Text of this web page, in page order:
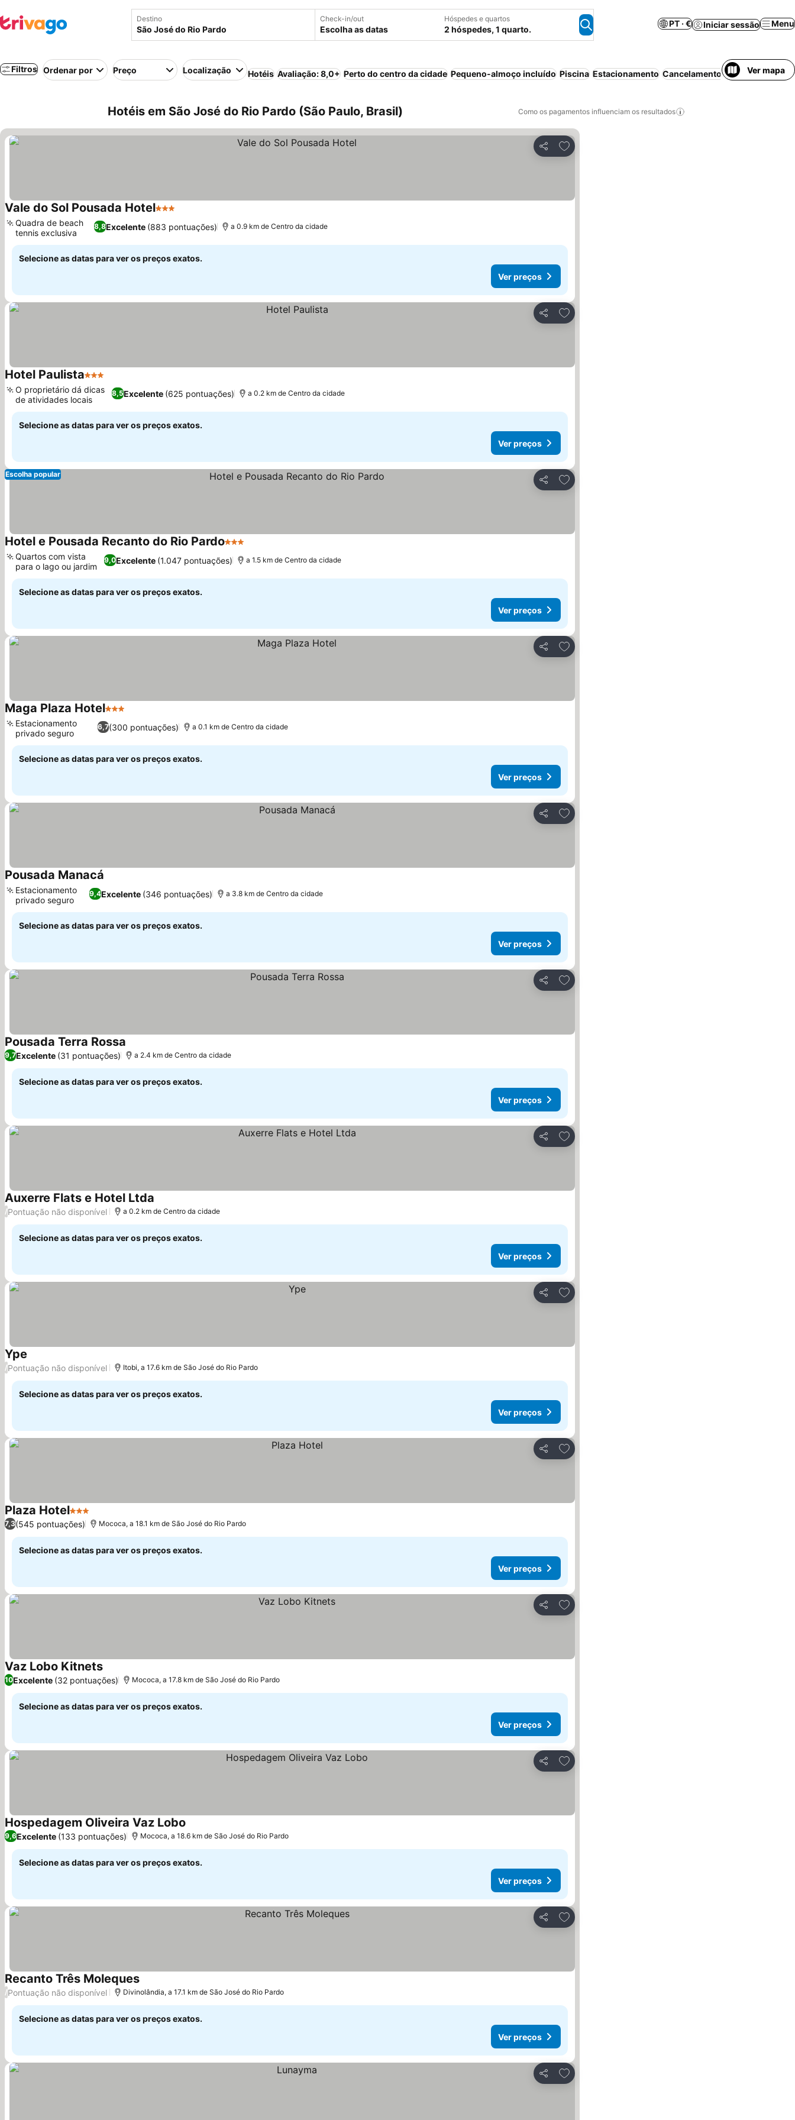
Destino Check-in/out
Escolha as datas
Hóspedes e quartos
2 hóspedes, 1 quarto.
PT · € Iniciar sessão Menu
Filtros Ordenar por Preço Localização Hotéis Avaliação: 8,0+ Perto do centro da cidade Pequeno-almoço incluído Piscina Estacionamento Cancelamento gratuitoVer mapa
Hotéis em São José do Rio Pardo (São Paulo, Brasil) Como os pagamentos influenciam os resultados
Partilhar
Adicionar aos favoritos
Vale do Sol Pousada Hotel3 Estrelas
8,8Excelente (883 pontuações)
Quadra de beach
tennis exclusiva
a 0.9 km de Centro da cidade
Selecione as datas para ver os preços exatos.
Ver preços
Partilhar
Adicionar aos favoritos
Hotel Paulista3 Estrelas
8,5Excelente (625 pontuações)
O proprietário dá dicas
de atividades locais
a 0.2 km de Centro da cidade
Selecione as datas para ver os preços exatos.
Ver preços
Partilhar
Adicionar aos favoritos
Escolha popular
Hotel e Pousada Recanto do Rio Pardo3 Estrelas
9,0Excelente (1.047 pontuações)
Quartos com vista
para o lago ou jardim
a 1.5 km de Centro da cidade
Selecione as datas para ver os preços exatos.
Ver preços
Partilhar
Adicionar aos favoritos
Maga Plaza Hotel3 Estrelas
6,7(300 pontuações)
Estacionamento
privado seguro
a 0.1 km de Centro da cidade
Selecione as datas para ver os preços exatos.
Ver preços
Partilhar
Adicionar aos favoritos
Pousada Manacá
9,4Excelente (346 pontuações)
Estacionamento
privado seguro
a 3.8 km de Centro da cidade
Selecione as datas para ver os preços exatos.
Ver preços
Partilhar
Adicionar aos favoritos
Pousada Terra Rossa
9,7Excelente (31 pontuações) a 2.4 km de Centro da cidade
Selecione as datas para ver os preços exatos.
Ver preços
Partilhar
Adicionar aos favoritos
Auxerre Flats e Hotel Ltda
/Pontuação não disponível a 0.2 km de Centro da cidade
Selecione as datas para ver os preços exatos.
Ver preços
Partilhar
Adicionar aos favoritos
Ype
/Pontuação não disponível Itobi, a 17.6 km de São José do Rio Pardo
Selecione as datas para ver os preços exatos.
Ver preços
Partilhar
Adicionar aos favoritos
Plaza Hotel3 Estrelas
7,3(545 pontuações) Mococa, a 18.1 km de São José do Rio Pardo
Selecione as datas para ver os preços exatos.
Ver preços
Partilhar
Adicionar aos favoritos
Vaz Lobo Kitnets
10Excelente (32 pontuações) Mococa, a 17.8 km de São José do Rio Pardo
Selecione as datas para ver os preços exatos.
Ver preços
Partilhar
Adicionar aos favoritos
Hospedagem Oliveira Vaz Lobo
9,6Excelente (133 pontuações) Mococa, a 18.6 km de São José do Rio Pardo
Selecione as datas para ver os preços exatos.
Ver preços
Partilhar
Adicionar aos favoritos
Recanto Três Moleques
/Pontuação não disponível Divinolândia, a 17.1 km de São José do Rio Pardo
Selecione as datas para ver os preços exatos.
Ver preços
Partilhar
Adicionar aos favoritos